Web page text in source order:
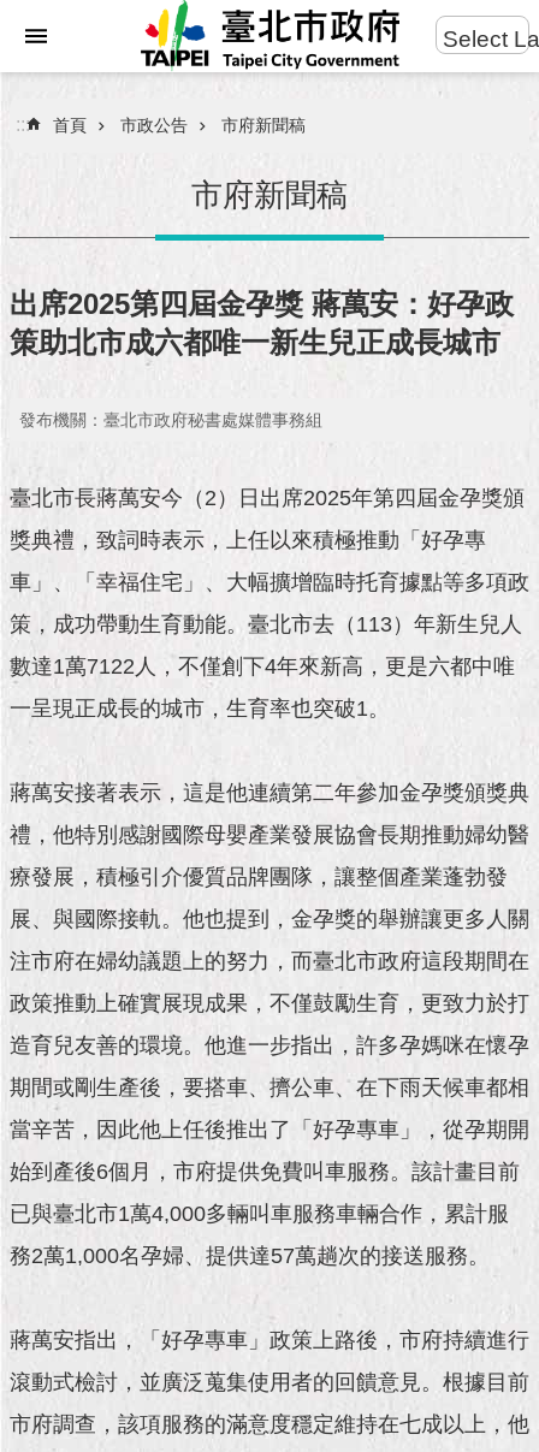
進
搜
民
服
務
府
隊
市
公
告
施
政
及
成
果
市
政
料
館
發
現
北
動
主
題
民
互
動
Select
::: 首頁 市政公告 市府新聞稿
市府新聞稿
出席2025第四屆金孕獎 蔣萬安：好孕政
策助北市成六都唯一新生兒正成長城市
發布機關：臺北市政府秘書處媒體事務組
臺北市長蔣萬安今（2）日出席2025年第四屆金孕獎頒
獎典禮，致詞時表示，上任以來積極推動「好孕專
車」、「幸福住宅」、大幅擴增臨時托育據點等多項政
策，成功帶動生育動能。臺北市去（113）年新生兒人
數達1萬7122人，不僅創下4年來新高，更是六都中唯
一呈現正成長的城市，生育率也突破1。
蔣萬安接著表示，這是他連續第二年參加金孕獎頒獎典
禮，他特別感謝國際母嬰產業發展協會長期推動婦幼醫
療發展，積極引介優質品牌團隊，讓整個產業蓬勃發
展、與國際接軌。他也提到，金孕獎的舉辦讓更多人關
注市府在婦幼議題上的努力，而臺北市政府這段期間在
政策推動上確實展現成果，不僅鼓勵生育，更致力於打
造育兒友善的環境。他進一步指出，許多孕媽咪在懷孕
期間或剛生產後，要搭車、擠公車、在下雨天候車都相
當辛苦，因此他上任後推出了「好孕專車」，從孕期開
始到產後6個月，市府提供免費叫車服務。該計畫目前
已與臺北市1萬4,000多輛叫車服務車輛合作，累計服
務2萬1,000名孕婦、提供達57萬趟次的接送服務。
蔣萬安指出，「好孕專車」政策上路後，市府持續進行
滾動式檢討，並廣泛蒐集使用者的回饋意見。根據目前
市府調查，該項服務的滿意度穩定維持在七成以上，他